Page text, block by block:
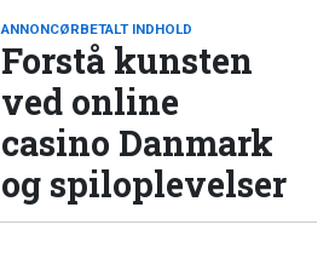
ANNONCØRBETALT INDHOLD
Forstå kunsten
ved online
casino Danmark
og spiloplevelser